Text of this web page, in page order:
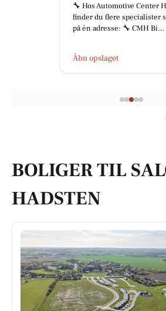
🔧 Hos Automotive Center
finder du flere specialister
på én adresse: 🔧 CMH Bi...
Åbn opslaget
BOLIGER TIL
HADSTEN